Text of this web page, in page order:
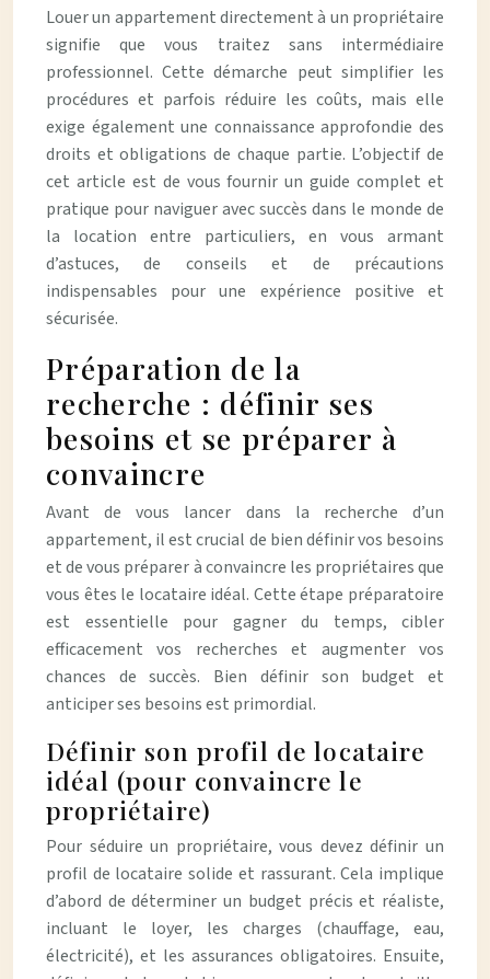
Louer un appartement directement à un propriétaire
signifie que vous traitez sans intermédiaire
professionnel. Cette démarche peut simplifier les
procédures et parfois réduire les coûts, mais elle
exige également une connaissance approfondie des
droits et obligations de chaque partie. L’objectif de
cet article est de vous fournir un guide complet et
pratique pour naviguer avec succès dans le monde de
la location entre particuliers, en vous armant
d’astuces, de conseils et de précautions
indispensables pour une expérience positive et
sécurisée.
Préparation de la
recherche : définir ses
besoins et se préparer à
convaincre
Avant de vous lancer dans la recherche d’un
appartement, il est crucial de bien définir vos besoins
et de vous préparer à convaincre les propriétaires que
vous êtes le locataire idéal. Cette étape préparatoire
est essentielle pour gagner du temps, cibler
efficacement vos recherches et augmenter vos
chances de succès. Bien définir son budget et
anticiper ses besoins est primordial.
Définir son profil de locataire
idéal (pour convaincre le
propriétaire)
Pour séduire un propriétaire, vous devez définir un
profil de locataire solide et rassurant. Cela implique
d’abord de déterminer un budget précis et réaliste,
incluant le loyer, les charges (chauffage, eau,
électricité), et les assurances obligatoires. Ensuite,